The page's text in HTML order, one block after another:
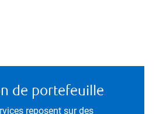
de portefeuille
reposent sur des